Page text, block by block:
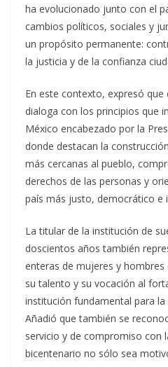
ha evolucionado junto con el
cambios políticos, sociales y
un propósito permanente:
la justicia y de la confianza
En este contexto, expresó
dialoga con los principios que
México encabezado por la
donde destacan la
más cercanas al pueblo,
derechos de las personas y
país más justo, democrático e
La titular de la institución de
doscientos años también
enteras de mujeres y
su talento y su vocación al
institución fundamental para
Añadió que también se
servicio y de compromiso con
bicentenario no sólo sea